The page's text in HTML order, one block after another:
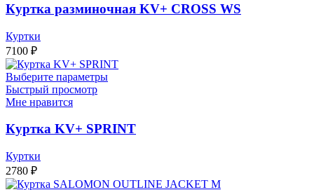
Куртка разминочная KV+ CROSS WS
Куртки
7100 ₽
Выберите параметры
Быстрый просмотр
Мне нравится
Куртка KV+ SPRINT
Куртки
2780 ₽